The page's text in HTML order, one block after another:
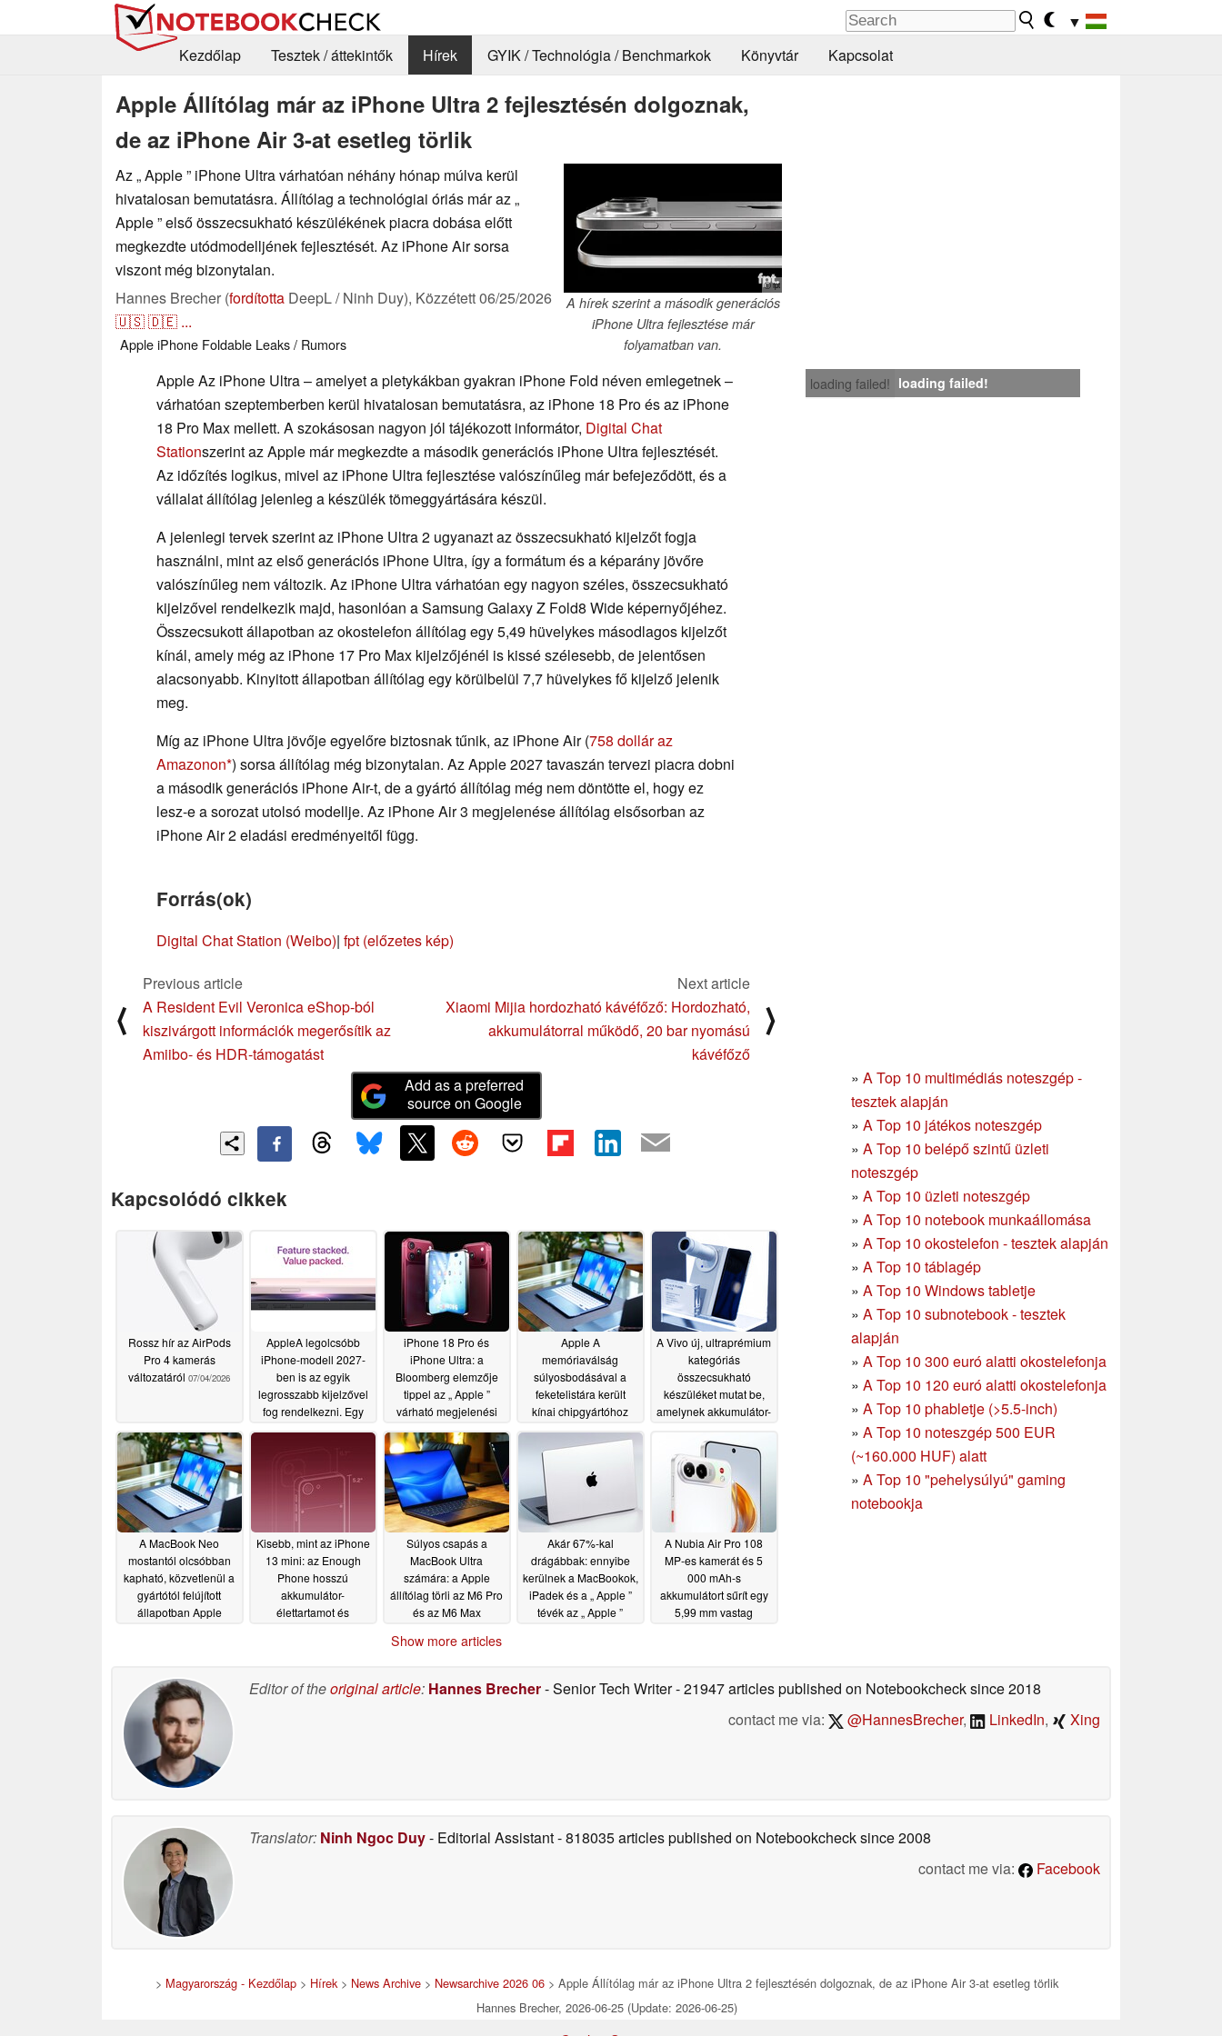
▼
Kezdőlap
Tesztek / áttekintők Hírek GYIK / Technológia / Benchmarkok Könyvtár Kapcsolat
Apple Állítólag már az iPhone Ultra 2 fejlesztésén dolgoznak,
de az iPhone Air 3-at esetleg törlik
ⓘ fpt
A hírek szerint a második generációs
iPhone Ultra fejlesztése már
folyamatban van.
Az „ Apple ” iPhone Ultra várhatóan néhány hónap múlva kerül
hivatalosan bemutatásra. Állítólag a technológiai óriás már az „
Apple ” első összecsukható készülékének piacra dobása előtt
megkezdte utódmodelljének fejlesztését. Az iPhone Air sorsa
viszont még bizonytalan.
Hannes Brecher (fordította DeepL / Ninh Duy), Közzétett06/25/2026
🇺🇸🇩🇪 ...
AppleiPhone Foldable Leaks / Rumors
loading failed! loading failed!
Apple Az iPhone Ultra – amelyet a pletykákban gyakran iPhone Fold néven emlegetnek –
várhatóan szeptemberben kerül hivatalosan bemutatásra, az iPhone 18 Pro és az iPhone
18 Pro Max mellett. A szokásosan nagyon jól tájékozott informátor, Digital Chat
Stationszerint az Apple már megkezdte a második generációs iPhone Ultra fejlesztését.
Az időzítés logikus, mivel az iPhone Ultra fejlesztése valószínűleg már befejeződött, és a
vállalat állítólag jelenleg a készülék tömeggyártására készül.
A jelenlegi tervek szerint az iPhone Ultra 2 ugyanazt az összecsukható kijelzőt fogja
használni, mint az első generációs iPhone Ultra, így a formátum és a képarány jövőre
valószínűleg nem változik. Az iPhone Ultra várhatóan egy nagyon széles, összecsukható
kijelzővel rendelkezik majd, hasonlóan a Samsung Galaxy Z Fold8 Wide képernyőjéhez.
Összecsukott állapotban az okostelefon állítólag egy 5,49 hüvelykes másodlagos kijelzőt
kínál, amely még az iPhone 17 Pro Max kijelzőjénél is kissé szélesebb, de jelentősen
alacsonyabb. Kinyitott állapotban állítólag egy körülbelül 7,7 hüvelykes fő kijelző jelenik
meg.
Míg az iPhone Ultra jövője egyelőre biztosnak tűnik, az iPhone Air (758 dollár az
Amazonon ) sorsa állítólag még bizonytalan. Az Apple 2027 tavaszán tervezi piacra dobni
a második generációs iPhone Air-t, de a gyártó állítólag még nem döntötte el, hogy ez
lesz-e a sorozat utolsó modellje. Az iPhone Air 3 megjelenése állítólag elsősorban az
iPhone Air 2 eladási eredményeitől függ.
Forrás(ok)
Digital Chat Station (Weibo)| fpt (előzetes kép)
⟨
Previous article
A Resident Evil Veronica eShop-ból
kiszivárgott információk megerősítik az
Amiibo- és HDR-támogatást
Next article
Xiaomi Mijia hordozható kávéfőző: Hordozható,
akkumulátorral működő, 20 bar nyomású
kávéfőző
⟩
» A Top 10 multimédiás noteszgép -
tesztek alapján
» A Top 10 játékos noteszgép
» A Top 10 belépő szintű üzleti
noteszgép
» A Top 10 üzleti noteszgép
» A Top 10 notebook munkaállomása
» A Top 10 okostelefon - tesztek alapján
» A Top 10 táblagép
» A Top 10 Windows tabletje
» A Top 10 subnotebook - tesztek
alapján
» A Top 10 300 euró alatti okostelefonja
» A Top 10 120 euró alatti okostelefonja
» A Top 10 phabletje (>5.5-inch)
» A Top 10 noteszgép 500 EUR
(~160.000 HUF) alatt
» A Top 10 "pehelysúlyú" gaming
notebookja
Add as a preferred
source on Google
Kapcsolódó cikkek
Rossz hír az AirPods
Pro 4 kamerás
változatáról 07/04/2026
AppleA legolcsóbb
iPhone-modell 2027-
ben is az egyik
legrosszabb kijelzővel
fog rendelkezni. Egy
tippeket06/29/2026
iPhone 18 Pro és
iPhone Ultra: a
Bloomberg elemzője
tippel az „ Apple ”
várható megjelenési
06/29/2026
Apple A
memóriaválság
súlyosbodásával a
feketelistára került
kínai chipgyártóhoz
06/27/2026
A Vivo új, ultraprémium
kategóriás
összecsukható
készüléket mutat be,
amelynek akkumulátor-
felülmúlja a Galaxy -es
Z Fold 7-ét; a globális
piacra dobás is
megerősítést nyert
A MacBook Neo
mostantól olcsóbban
kapható, közvetlenül a
gyártótól felújított
állapotban Apple
Kisebb, mint az iPhone
13 mini: az Enough
Phone hosszú
akkumulátor-
élettartamot és
Súlyos csapás a
MacBook Ultra
számára: a Apple
állítólag törli az M6 Pro
és az M6 Max
Akár 67%-kal
drágábbak: ennyibe
kerülnek a MacBookok,
iPadek és a „ Apple ”
tévék az „ Apple ”
A Nubia Air Pro 108
MP-es kamerát és 5
000 mAh-s
akkumulátort sűrít egy
5,99 mm vastag
Show more articles
Editor of theoriginal article: Hannes Brecher- Senior Tech Writer- 21947 articles published on Notebookchecksince 2018
contact me via:
@HannesBrecher, LinkedIn, Xing
Translator: Ninh Ngoc Duy- Editorial Assistant- 818035 articles published on Notebookchecksince 2008
contact me via:
Facebook
> Magyarország - Kezdőlap> Hírek> News Archive> Newsarchive 2026 06> Apple Állítólag már az iPhone Ultra 2 fejlesztésén dolgoznak, de az iPhone Air 3-at esetleg törlik
Hannes Brecher, 2026-06-25 (Update: 2026-06-25)